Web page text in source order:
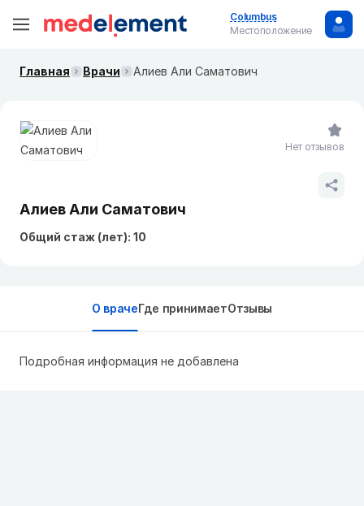
Columbus
Местоположение
Главная Врачи Алиев Али Саматович
Алиев Али Саматович
Общий стаж (лет): 10
Нет отзывов
О врачеГде принимаетОтзывы
Подробная информация не добавлена